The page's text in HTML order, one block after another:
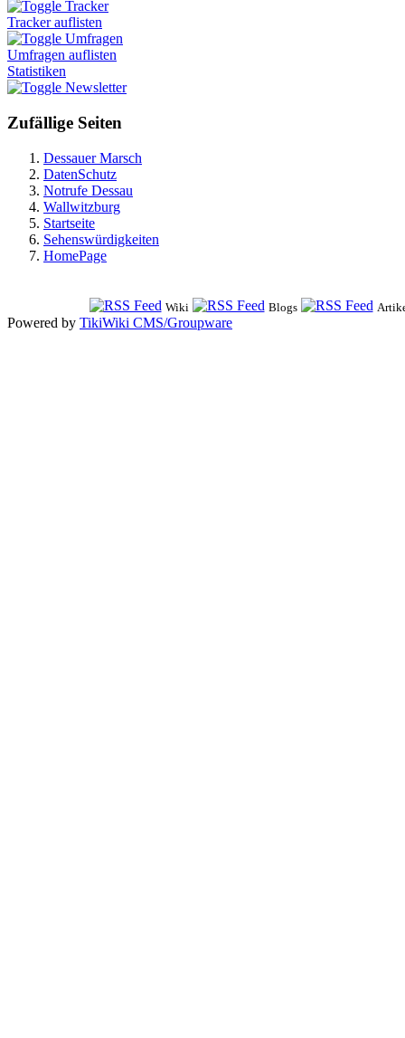
Tracker
Tracker auflisten
Umfragen
Umfragen auflisten
Statistiken
Newsletter
Zufällige Seiten
Dessauer Marsch
DatenSchutz
Notrufe Dessau
Wallwitzburg
Startseite
Sehenswürdigkeiten
HomePage
Wiki Blogs
Powered by TikiWiki CMS/Groupware